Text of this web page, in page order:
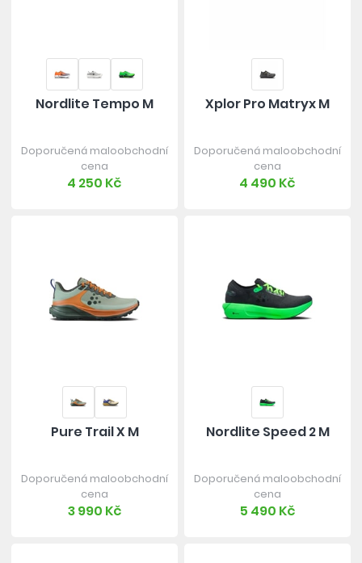
Nordlite Tempo M
Doporučená maloobchodní
cena
4 250 Kč
Xplor Pro Matryx M
Doporučená maloobchodní
cena
4 490 Kč
Pure Trail X M
Doporučená maloobchodní
cena
3 990 Kč
Nordlite Speed 2 M
Doporučená maloobchodní
cena
5 490 Kč